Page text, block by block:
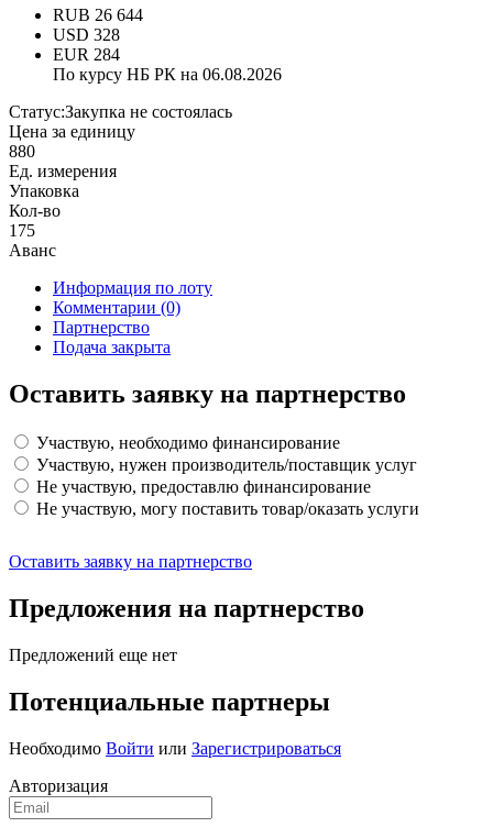
RUB 26 644
USD 328
EUR 284
По курсу НБ РК на 06.08.2026
Статус:Закупка не состоялась
Цена за единицу
880
Ед. измерения
Упаковка
Кол-во
175
Аванс
Информация по лоту
Комментарии (0)
Партнерство
Подача закрыта
Оставить заявку на партнерство
Участвую, необходимо финансирование
Участвую, нужен производитель/поставщик услуг
Не участвую, предоставлю финансирование
Не участвую, могу поставить товар/оказать услуги
Оставить заявку на партнерство
Предложения на партнерство
Предложений еще нет
Потенциальные партнеры
Необходимо Войти или Зарегистрироваться
Авторизация